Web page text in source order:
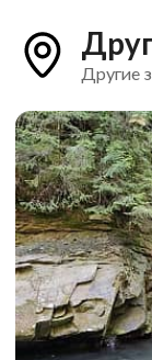
Другие